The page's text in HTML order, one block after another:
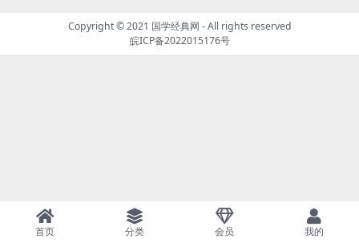
Copyright © 2021 国学经典网 - All rights reserved
皖ICP备2022015176号
首页 分类 会员 我的